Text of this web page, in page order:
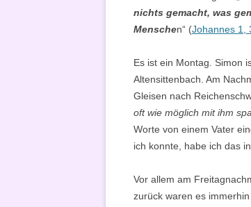
nichts gemacht, was
Menschen“ (Johannes 1,
Es ist ein Montag. Simon
Altensittenbach. Am
Gleisen nach
oft wie möglich mit ihm
Worte von einem Vater
ich konnte, habe ich das
Vor allem am
zurück waren es